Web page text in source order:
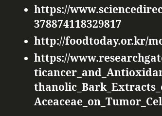
https://
378874118329817
http://foodtoday.or.kr/
https://